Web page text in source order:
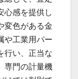
心感を提供し
変色がある金
や工業用パー
行い、正当な
専門の計量機